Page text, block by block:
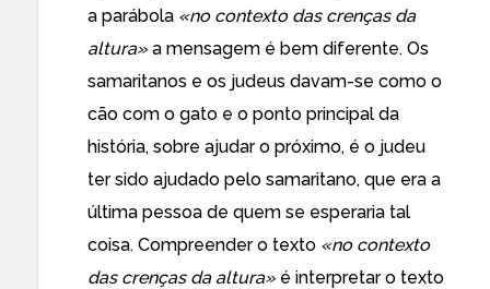
a parábola «no contexto das crenças da
altura» a mensagem é bem diferente. Os
samaritanos e os judeus davam-se como o
cão com o gato e o ponto principal da
história, sobre ajudar o próximo, é o judeu
ter sido ajudado pelo samaritano, que era a
última pessoa de quem se esperaria tal
coisa. Compreender o texto «no contexto
das crenças da altura» é interpretar o texto